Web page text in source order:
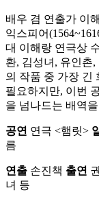
배우 겸 연출가 이
익스피어
대 이해랑 연극상
환, 김성녀, 유인촌
의 작품 중 가장 긴
필요하지만, 이번
을 넘나드는 배역
공연 연극 <햄릿>
름
연출 손진책 출연
녀 등